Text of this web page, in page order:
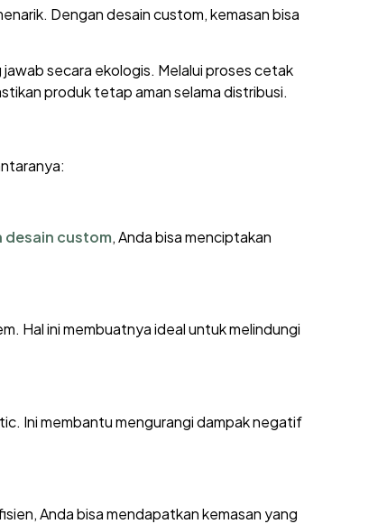
Dengan desain custom, kemasan bisa
secara ekologis. Melalui proses cetak
produk tetap aman selama distribusi.
desain custom, Anda bisa menciptakan
Hal ini membuatnya ideal untuk melindungi
Ini membantu mengurangi dampak negatif
Anda bisa mendapatkan kemasan yang